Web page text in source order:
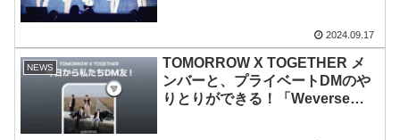
JAPAN』を発表！ 2024年冬の開
催を予定
2024.09.17
NEWS
TOMORROW X TOGETHER メ
ンバーと、プライベートDMのや
りとりができる！「Weverse